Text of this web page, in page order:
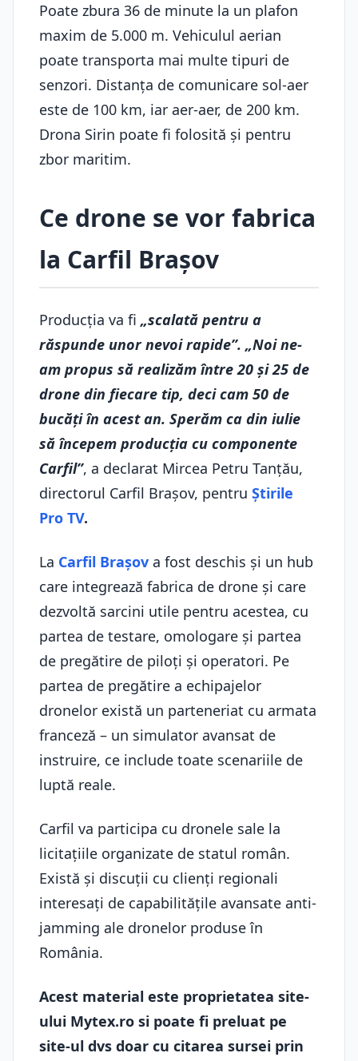
Poate zbura 36 de minute la un plafon
maxim de 5.000 m. Vehiculul aerian
poate transporta mai multe tipuri de
senzori. Distanța de comunicare sol-aer
este de 100 km, iar aer-aer, de 200 km.
Drona Sirin poate fi folosită şi pentru
zbor maritim.
Ce drone se vor fabrica
la Carfil Braşov
Producția va fi „scalată pentru a
răspunde unor nevoi rapide”. „Noi ne-
am propus să realizăm între 20 și 25 de
drone din fiecare tip, deci cam 50 de
bucăți în acest an. Sperăm ca din iulie
să începem producția cu componente
Carfil”, a declarat Mircea Petru Tanțău,
directorul Carfil Braşov, pentru Știrile
Pro TV.
La Carfil Braşov a fost deschis şi un hub
care integrează fabrica de drone și care
dezvoltă sarcini utile pentru acestea, cu
partea de testare, omologare și partea
de pregătire de piloți și operatori. Pe
partea de pregătire a echipajelor
dronelor există un parteneriat cu armata
franceză – un simulator avansat de
instruire, ce include toate scenariile de
luptă reale.
Carfil va participa cu dronele sale la
licitațiile organizate de statul român.
Există şi discuții cu clienți regionali
interesați de capabilitățile avansate anti-
jamming ale dronelor produse în
România.
Acest material este proprietatea site-
ului Mytex.ro si poate fi preluat pe
site-ul dvs doar cu citarea sursei prin